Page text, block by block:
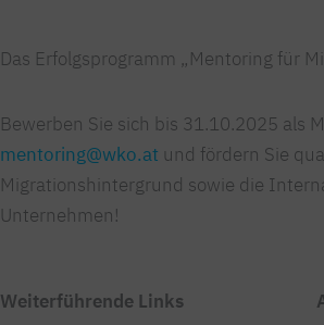
Das Erfolgsprogramm „Mentoring für
Bewerben Sie sich bis 31.10.2025 als
mentoring@wko.at und fördern Sie
Migrationshintergrund sowie die
Unternehmen!
Weiterführende Links